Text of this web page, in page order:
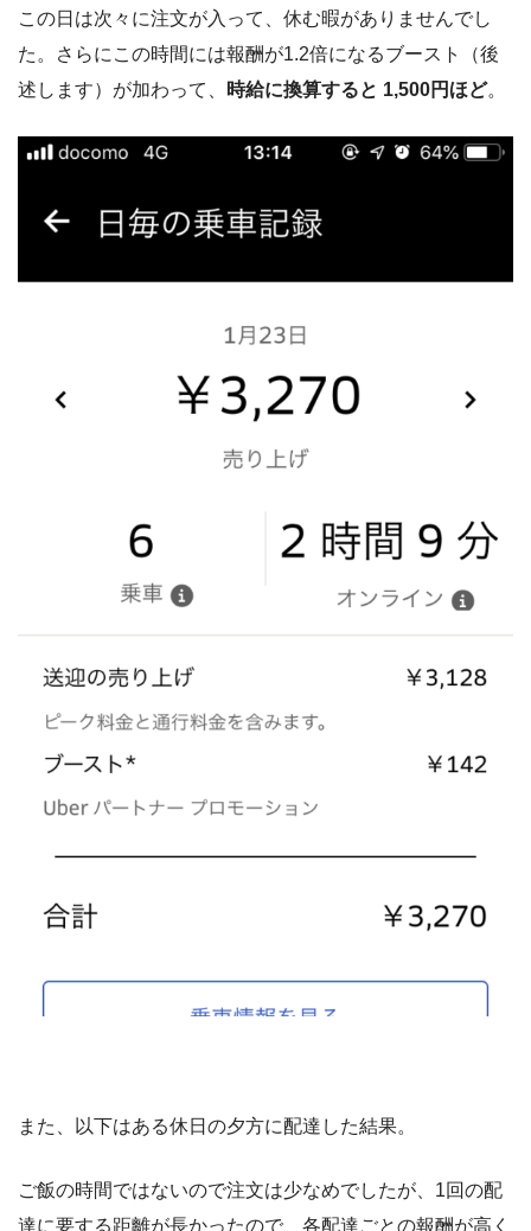
この日は次々に注文が入って、休む暇がありませんでし
た。さらにこの時間には報酬が1.2倍になるブースト（後
述します）が加わって、
時給に換算すると 1,500円ほど。
また、以下はある休日の夕方に配達した結果。
ご飯の時間ではないので注文は少なめでしたが、1回の配
達に要する距離が長かったので、各配達ごとの報酬が高く